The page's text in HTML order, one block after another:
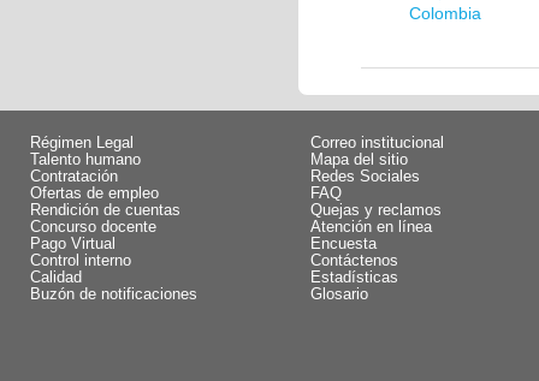
Colombia
Régimen Legal
Talento humano
Contratación
Ofertas de empleo
Rendición de cuentas
Concurso docente
Pago Virtual
Control interno
Calidad
Buzón de notificaciones
Correo institucional
Mapa del sitio
Redes Sociales
FAQ
Quejas y reclamos
Atención en línea
Encuesta
Contáctenos
Estadísticas
Glosario